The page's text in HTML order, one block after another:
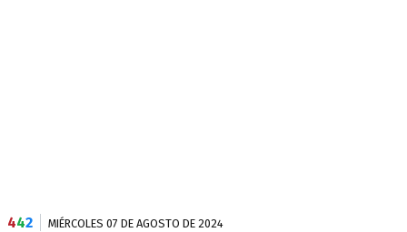
442 MIÉRCOLES 07 DE AGOSTO DE 2024